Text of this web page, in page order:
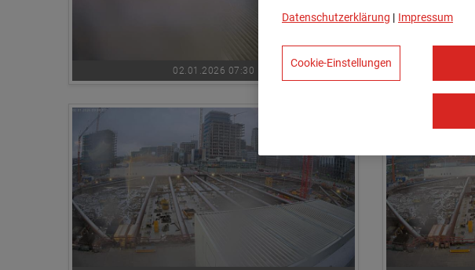
02.01.2026 07:30
Datenschutzerklärung | Impressum
Cookie-Einstellungen